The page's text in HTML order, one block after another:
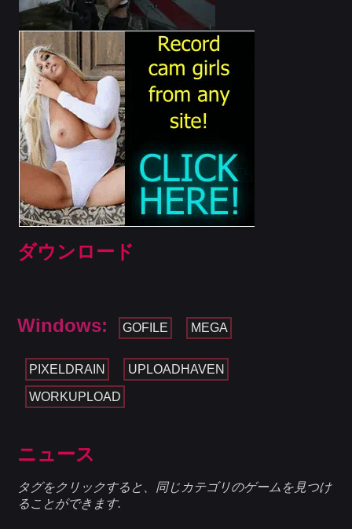
ダウンロード
Windows: GOFILE MEGA
PIXELDRAIN UPLOADHAVEN
WORKUPLOAD
ニュース
タグをクリックすると、同じカテゴリのゲームを見つけ
ることができます.